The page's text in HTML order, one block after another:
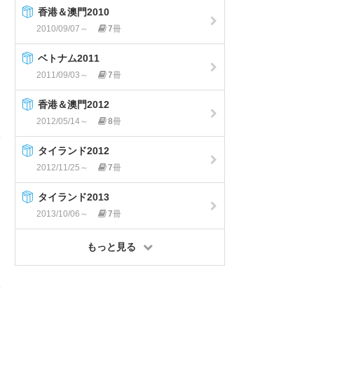
香港＆澳門2010
2010/09/07～ 7冊
ベトナム2011
2011/09/03～ 7冊
香港＆澳門2012
2012/05/14～ 8冊
タイランド2012
2012/11/25～ 7冊
タイランド2013
2013/10/06～ 7冊
もっと見る